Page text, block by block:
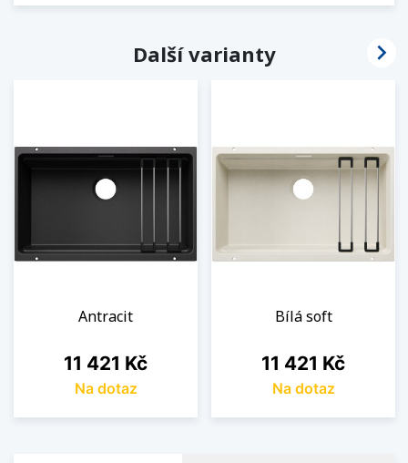
Další varianty
Antracit
Cena
11 421 Kč
Na dotaz
Bílá soft
Cena
11 421 Kč
Na dotaz
